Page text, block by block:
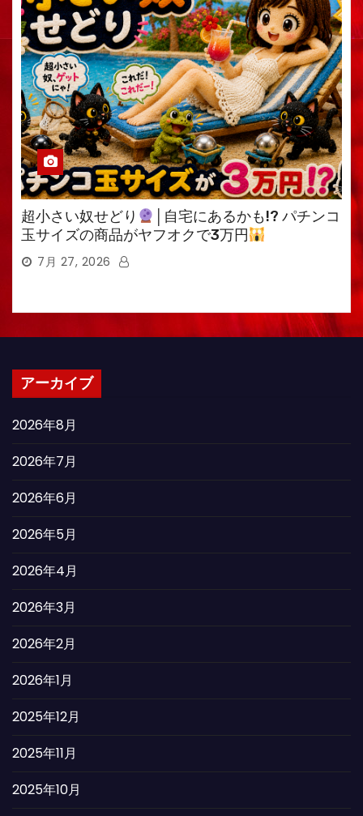
超小さい奴せどり
│自宅にあるかも!? パチンコ
玉サイズの商品がヤフオクで3万円
7月 27, 2026
アーカイブ
2026年8月
2026年7月
2026年6月
2026年5月
2026年4月
2026年3月
2026年2月
2026年1月
2025年12月
2025年11月
2025年10月